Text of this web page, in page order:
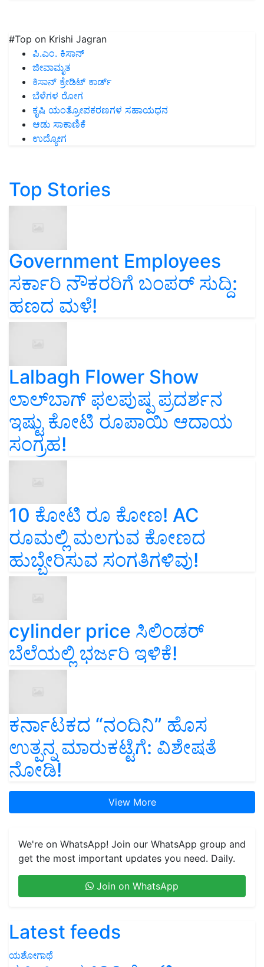
#Top on Krishi Jagran
ಪಿ.ಎಂ. ಕಿಸಾನ್
ಜೀವಾಮೃತ
ಕಿಸಾನ್ ಕ್ರೇಡಿಟ್ ಕಾರ್ಡ್
ಬೆಳೆಗಳ ರೋಗ
ಕೃಷಿ ಯಂತ್ರೋಪಕರಣಗಳ ಸಹಾಯಧನ
ಆಡು ಸಾಕಾಣಿಕೆ
ಉದ್ಯೋಗ
Top Stories
Government Employees
ಸರ್ಕಾರಿ ನೌಕರರಿಗೆ ಬಂಪರ್‌ ಸುದ್ದಿ:
ಹಣದ ಮಳೆ!
Lalbagh Flower Show
ಲಾಲ್‌ಬಾಗ್ ಫಲಪುಷ್ಪ ಪ್ರದರ್ಶನ
ಇಷ್ಟು ಕೋಟಿ ರೂಪಾಯಿ ಆದಾಯ
ಸಂಗ್ರಹ!
10 ಕೋಟಿ ರೂ ಕೋಣ! AC
ರೂಮಲ್ಲಿ ಮಲಗುವ ಕೋಣದ
ಹುಬ್ಬೇರಿಸುವ ಸಂಗತಿಗಳಿವು!
cylinder price ಸಿಲಿಂಡರ್‌
ಬೆಲೆಯಲ್ಲಿ ಭರ್ಜರಿ ಇಳಿಕೆ!
ಕರ್ನಾಟಕದ “ನಂದಿನಿ” ಹೊಸ
ಉತ್ಪನ್ನ ಮಾರುಕಟ್ಟೆಗೆ: ವಿಶೇಷತೆ
ನೋಡಿ!
View More
We're on WhatsApp! Join our WhatsApp group and
get the most important updates you need. Daily.
Join on WhatsApp
Latest feeds
ಯಶೋಗಾಥೆ